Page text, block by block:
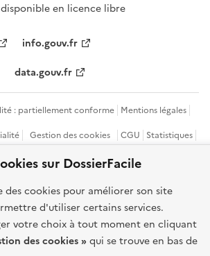
sur DossierFacile
des cookies pour améliorer son site
d'utiliser certains services.
votre choix à tout moment en cliquant
des cookies »qui se trouve en bas de
en licence libre
info.gouv.fr
data.gouv.fr
: partiellement conforme Mentions légales
Gestion des cookies CGU
Statistiques
Code source
tous les contenus de ce site sont souslicence